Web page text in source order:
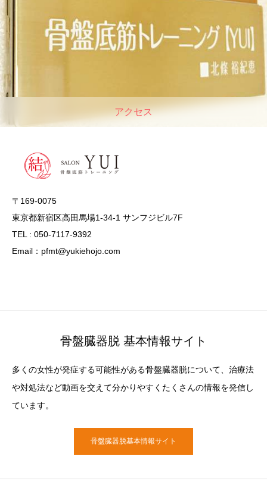
アクセス
〒169-0075
東京都新宿区高田馬場1-34-1 サンフジビル7F
TEL : 050-7117-9392
Email：pfmt@yukiehojo.com
骨盤臓器脱 基本情報サイト
多くの女性が発症する可能性がある骨盤臓器脱について、治療法
や対処法など動画を交えて分かりやすくたくさんの情報を発信し
ています。
骨盤臓器脱基本情報サイト